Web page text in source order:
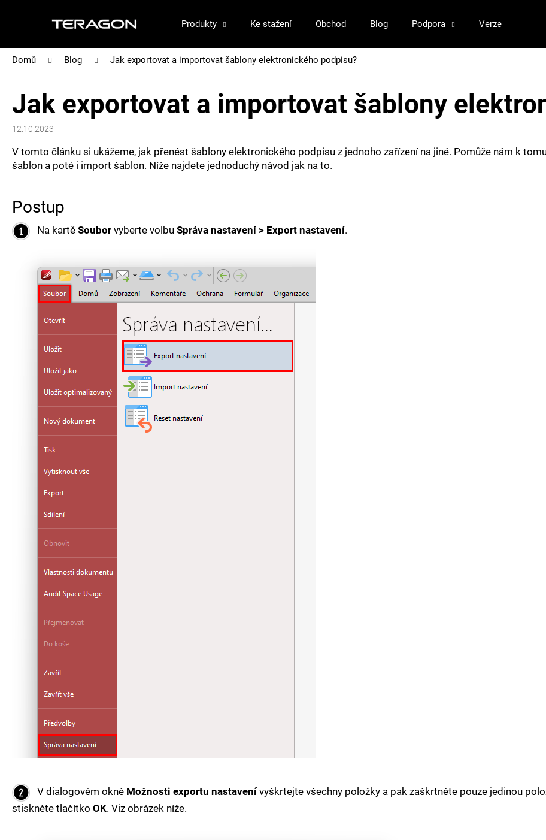
Produkty Ke stažení Obchod Blog Podpora Verze
Domů Blog Jak exportovat a importovat šablony elektronického podpisu?
Jak exportovat a importovat šablony
12.10.2023
V tomto článku si ukážeme, jak přenést šablony elektronického podpisu z jednoho zařízení na jiné. Pomůže nám k
šablon a poté i import šablon. Níže najdete jednoduchý návod jak na to.
Postup
Na kartě Soubor vyberte volbu Správa nastavení > Export nastavení.
V dialogovém okně Možnosti exportu nastavenívyškrtejte všechny položky a pak zaškrtněte pouze jedinou
stiskněte tlačítko OK. Viz obrázek níže.
š
Zpět
do
obchodu
Zpět
do
obchodu
Co potřebujete najít?
HLEDAT
Doporučujeme